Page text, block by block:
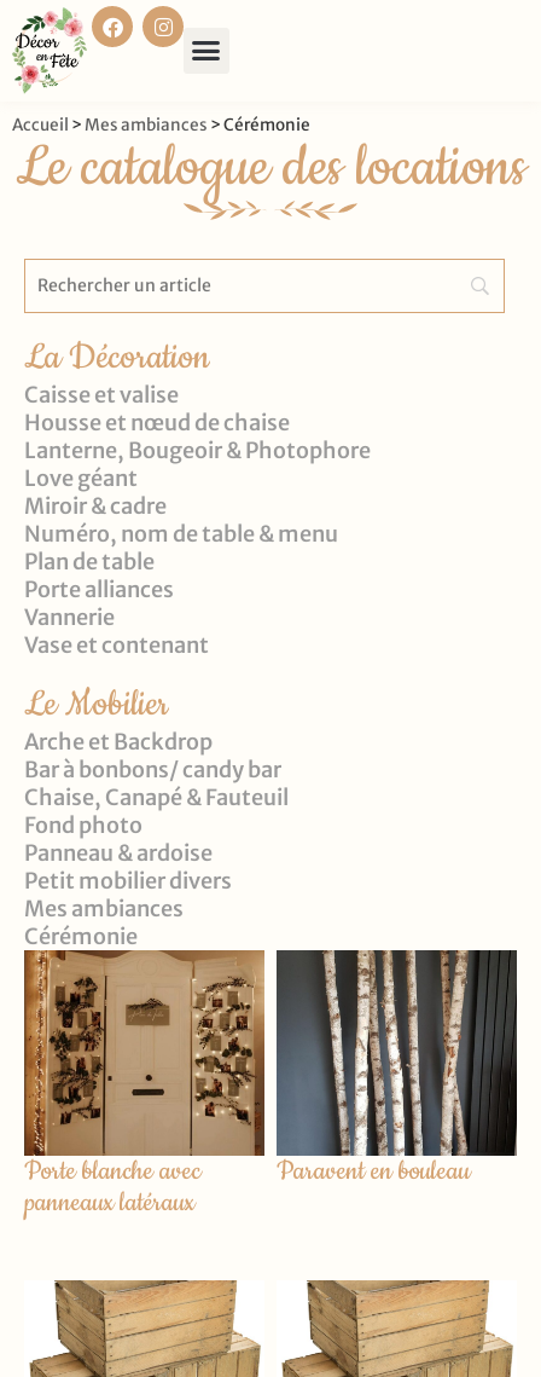
Accueil > Mes ambiances >Cérémonie
Le catalogue des locations
La Décoration
Caisse et valise
Housse et nœud de chaise
Lanterne, Bougeoir & Photophore
Love géant
Miroir & cadre
Numéro, nom de table & menu
Plan de table
Porte alliances
Vannerie
Vase et contenant
Le Mobilier
Arche et Backdrop
Bar à bonbons/ candy bar
Chaise, Canapé & Fauteuil
Fond photo
Panneau & ardoise
Petit mobilier divers
Mes ambiances
Cérémonie
Porte blanche avec
panneaux latéraux
Paravent en bouleau